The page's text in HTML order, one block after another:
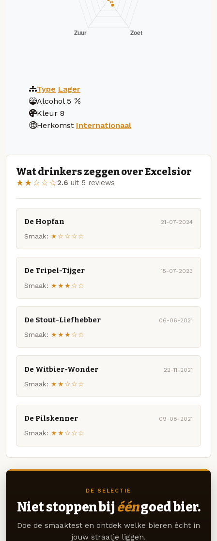
Type Lager
Alcohol 5
Kleur 8
Herkomst Internationaal
Wat drinkers zeggen over Excelsior
★★☆☆☆2.6 uit 5 reviews
De Hopfan 21-07-2024
Smaak: ★☆☆☆☆
De Tripel-Tijger 15-07-2023
Smaak: ★★★☆☆
De Stout-Liefhebber 06-06-2021
Smaak: ★★★☆☆
De Witbier-Wonder 22-11-2021
Smaak: ★★☆☆☆
De Pilskenner 09-08-2021
Smaak: ★★☆☆☆
DE SELECTIE
Niet stoppen bij ééngoed bier.
Doe de smaaktest en ontdek welke bieren écht in
jouw straatje liggen.